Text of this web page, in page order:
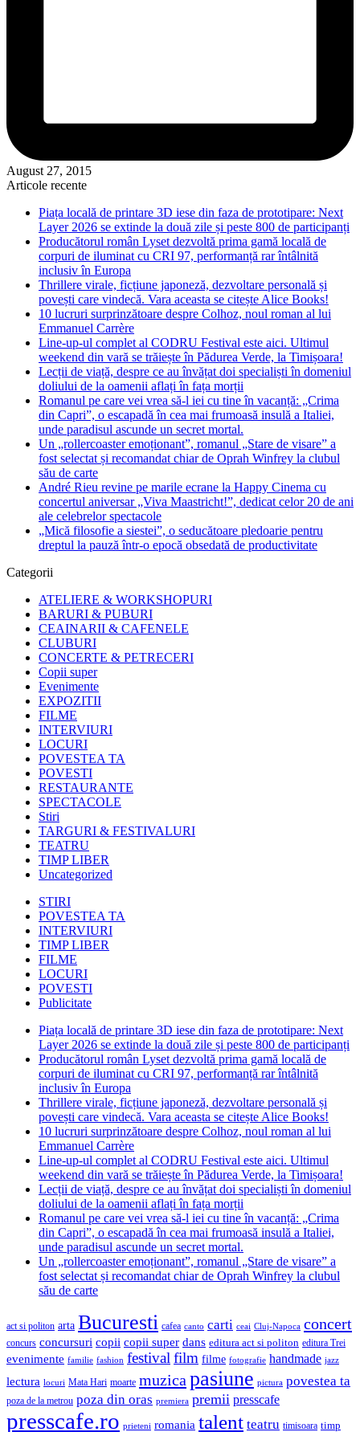
August 27, 2015
Articole recente
Piața locală de printare 3D iese din faza de prototipare: Next
Layer 2026 se extinde la două zile și peste 800 de participanți
Producătorul român Lyset dezvoltă prima gamă locală de
corpuri de iluminat cu CRI 97, performanță rar întâlnită
inclusiv în Europa
Thrillere virale, ficțiune japoneză, dezvoltare personală și
povești care vindecă. Vara aceasta se citește Alice Books!
10 lucruri surprinzătoare despre Colhoz, noul roman al lui
Emmanuel Carrère
Line-up-ul complet al CODRU Festival este aici. Ultimul
weekend din vară se trăiește în Pădurea Verde, la Timișoara!
Lecții de viață, despre ce au învățat doi specialiști în domeniul
doliului de la oamenii aflați în fața morții
Romanul pe care vei vrea să-l iei cu tine în vacanță: „Crima
din Capri”, o escapadă în cea mai frumoasă insulă a Italiei,
unde paradisul ascunde un secret mortal.
Un „rollercoaster emoționant”, romanul „Stare de visare” a
fost selectat și recomandat chiar de Oprah Winfrey la clubul
său de carte
André Rieu revine pe marile ecrane la Happy Cinema cu
concertul aniversar „Viva Maastricht!”, dedicat celor 20 de ani
ale celebrelor spectacole
„Mică filosofie a siestei”, o seducătoare pledoarie pentru
dreptul la pauză într-o epocă obsedată de productivitate
Categorii
ATELIERE & WORKSHOPURI
BARURI & PUBURI
CEAINARII & CAFENELE
CLUBURI
CONCERTE & PETRECERI
Copii super
Evenimente
EXPOZITII
FILME
INTERVIURI
LOCURI
POVESTEA TA
POVESTI
RESTAURANTE
SPECTACOLE
Stiri
TARGURI & FESTIVALURI
TEATRU
TIMP LIBER
Uncategorized
STIRI
POVESTEA TA
INTERVIURI
TIMP LIBER
FILME
LOCURI
POVESTI
Publicitate
Piața locală de printare 3D iese din faza de prototipare: Next
Layer 2026 se extinde la două zile și peste 800 de participanți
Producătorul român Lyset dezvoltă prima gamă locală de
corpuri de iluminat cu CRI 97, performanță rar întâlnită
inclusiv în Europa
Thrillere virale, ficțiune japoneză, dezvoltare personală și
povești care vindecă. Vara aceasta se citește Alice Books!
10 lucruri surprinzătoare despre Colhoz, noul roman al lui
Emmanuel Carrère
Line-up-ul complet al CODRU Festival este aici. Ultimul
weekend din vară se trăiește în Pădurea Verde, la Timișoara!
Lecții de viață, despre ce au învățat doi specialiști în domeniul
doliului de la oamenii aflați în fața morții
Romanul pe care vei vrea să-l iei cu tine în vacanță: „Crima
din Capri”, o escapadă în cea mai frumoasă insulă a Italiei,
unde paradisul ascunde un secret mortal.
Un „rollercoaster emoționant”, romanul „Stare de visare” a
fost selectat și recomandat chiar de Oprah Winfrey la clubul
său de carte
act si politon arta Bucuresti cafea canto carti ceai Cluj-Napoca concert
concurs concursuri copii copii super dans editura act si politon editura Trei
evenimente familie fashion festival film filme fotografie handmade jazz
lectura locuri Mata Hari moarte muzica pasiune pictura povestea ta
poza de la metrou poza din oras premiera premii presscafe
presscafe.ro prieteni romania talent teatru timisoara timp